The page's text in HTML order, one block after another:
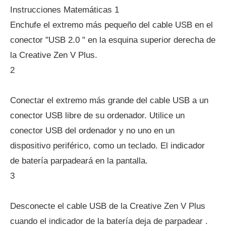
Instrucciones Matemáticas 1
Enchufe el extremo más pequeño del cable USB en el
conector "USB 2.0 " en la esquina superior derecha de
la Creative Zen V Plus.
2
Conectar el extremo más grande del cable USB a un
conector USB libre de su ordenador. Utilice un
conector USB del ordenador y no uno en un
dispositivo periférico, como un teclado. El indicador
de batería parpadeará en la pantalla.
3
Desconecte el cable USB de la Creative Zen V Plus
cuando el indicador de la batería deja de parpadear .